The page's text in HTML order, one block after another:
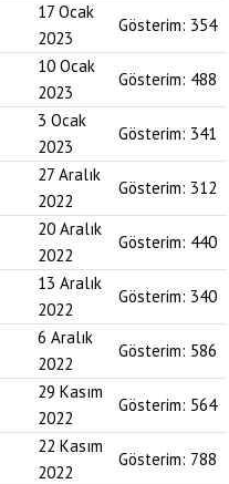
17 Ocak
2023
Gösterim: 354
10 Ocak
2023
Gösterim: 488
3 Ocak
2023
Gösterim: 341
27 Aralık
2022
Gösterim: 312
20 Aralık
2022
Gösterim: 440
13 Aralık
2022
Gösterim: 340
6 Aralık
2022
Gösterim: 586
29 Kasım
2022
Gösterim: 564
22 Kasım
2022
Gösterim: 788